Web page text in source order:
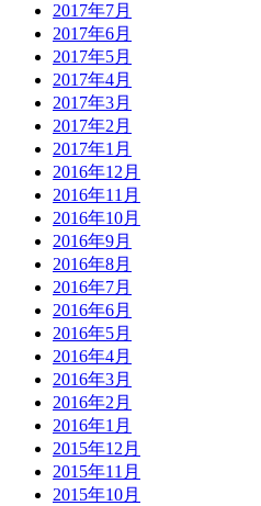
2017年7月
2017年6月
2017年5月
2017年4月
2017年3月
2017年2月
2017年1月
2016年12月
2016年11月
2016年10月
2016年9月
2016年8月
2016年7月
2016年6月
2016年5月
2016年4月
2016年3月
2016年2月
2016年1月
2015年12月
2015年11月
2015年10月